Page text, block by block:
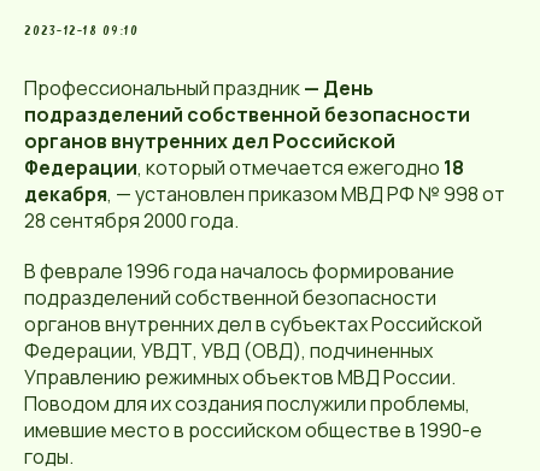
2023-12-18 09:10
Профессиональный праздник— День
подразделений собственной безопасности
органов внутренних дел Российской
Федерации, который отмечается ежегодно 18
декабря, — установлен приказом МВД РФ № 998 от
28 сентября 2000 года.
В феврале 1996 года началось формирование
подразделений собственной безопасности
органов внутренних дел в субъектах Российской
Федерации, УВДТ, УВД (ОВД), подчиненных
Управлению режимных объектов МВД России.
Поводом для их создания послужили проблемы,
имевшие место в российском обществе в 1990-е
годы.